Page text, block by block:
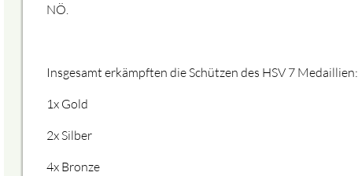
NÖ.
Insgesamt erkämpften die Schützen des HSV 7 Medaillien:
1x Gold
2x Silber
4x Bronze